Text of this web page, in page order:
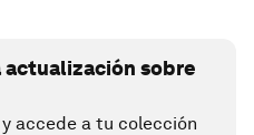
actualización sobre
accede a tu colección